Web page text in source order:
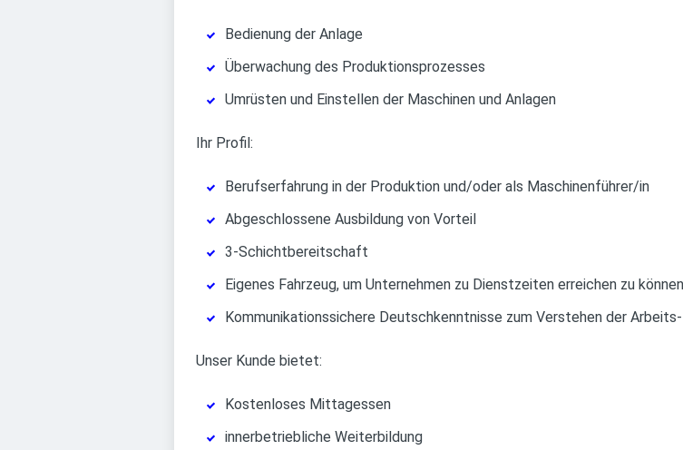
Bedienung der Anlage
Überwachung des Produktionsprozesses
Umrüsten und Einstellen der Maschinen und Anlagen
Ihr Profil:
Berufserfahrung in der Produktion und/oder als Maschinenführer/in
Abgeschlossene Ausbildung von Vorteil
3-Schichtbereitschaft
Eigenes Fahrzeug, um Unternehmen zu Dienstzeiten erreichen zu
Kommunikationssichere Deutschkenntnisse zum Verstehen der
Unser Kunde bietet:
Kostenloses Mittagessen
innerbetriebliche Weiterbildung